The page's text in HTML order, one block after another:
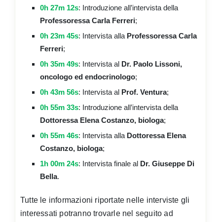
0h 27m 12s: Introduzione all’intervista della
Professoressa Carla Ferreri;
0h 23m 45s: Intervista alla Professoressa Carla
Ferreri;
0h 35m 49s: Intervista al Dr. Paolo Lissoni,
oncologo ed endocrinologo;
0h 43m 56s: Intervista al Prof. Ventura;
0h 55m 33s: Introduzione all’intervista della
Dottoressa Elena Costanzo, biologa;
0h 55m 46s: Intervista alla Dottoressa Elena
Costanzo, biologa;
1h 00m 24s: Intervista finale al Dr. Giuseppe Di
Bella.
Tutte le informazioni riportate nelle interviste gli
interessati potranno trovarle nel seguito ad